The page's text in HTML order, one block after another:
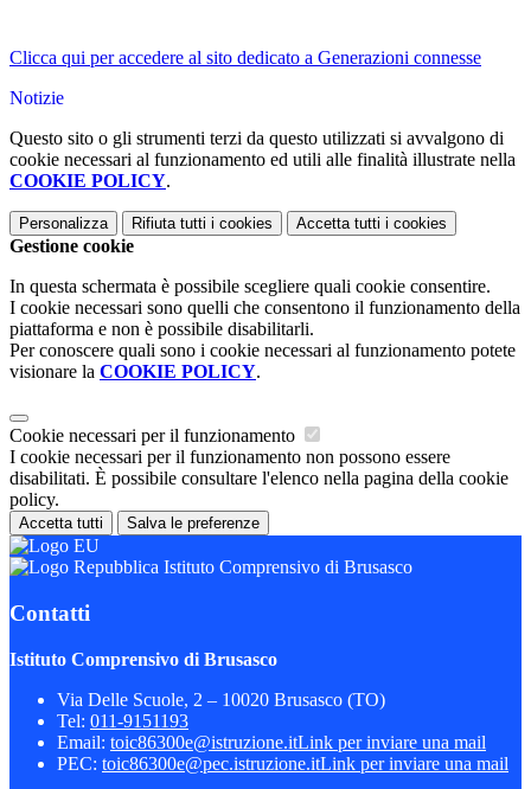
Clicca qui per accedere al sito dedicato a Generazioni connesse
Notizie
Questo sito o gli strumenti terzi da questo utilizzati si avvalgono di
cookie necessari al funzionamento ed utili alle finalità illustrate nella
COOKIE POLICY.
Personalizza Rifiuta tutti i cookies Accetta tutti i cookies
Gestione cookie
In questa schermata è possibile scegliere quali cookie consentire.
I cookie necessari sono quelli che consentono il funzionamento della
piattaforma e non è possibile disabilitarli.
Per conoscere quali sono i cookie necessari al funzionamento potete
visionare la COOKIE POLICY.
Cookie necessari per il funzionamento
I cookie necessari per il funzionamento non possono essere
disabilitati. È possibile consultare l'elenco nella pagina della cookie
policy.
Accetta tutti Salva le preferenze
Istituto Comprensivo di Brusasco
Contatti
Istituto Comprensivo di Brusasco
Via Delle Scuole, 2 – 10020 Brusasco (TO)
Tel: 011-9151193
Email: toic86300e@istruzione.itLink per inviare una mail
PEC: toic86300e@pec.istruzione.itLink per inviare una mail